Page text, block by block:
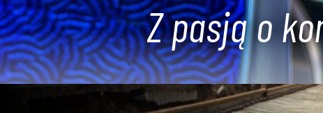
Z pasją o